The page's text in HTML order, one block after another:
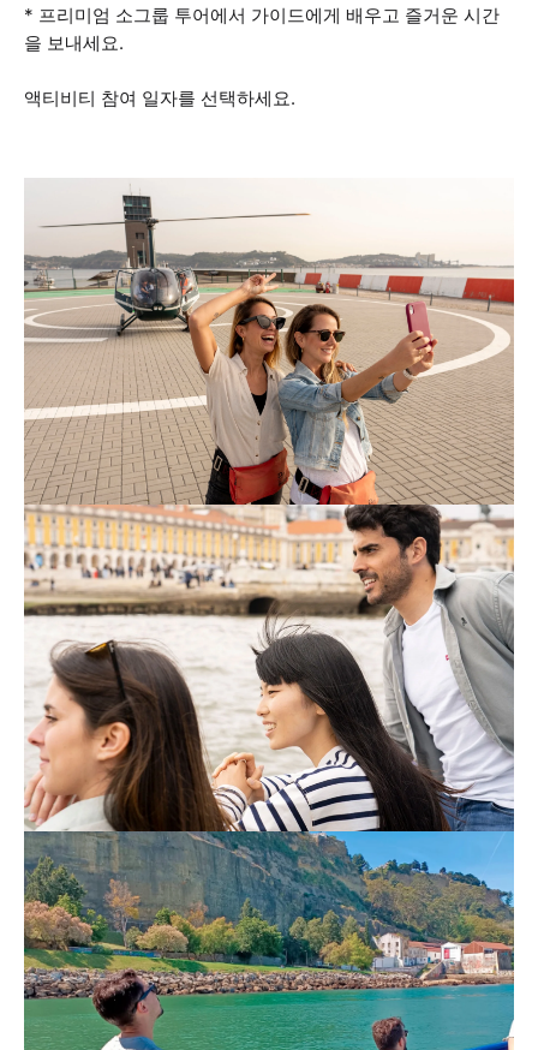
* 프리미엄 소그룹 투어에서 가이드에게 배우고 즐거운 시간
을 보내세요.
액티비티 참여 일자를 선택하세요.